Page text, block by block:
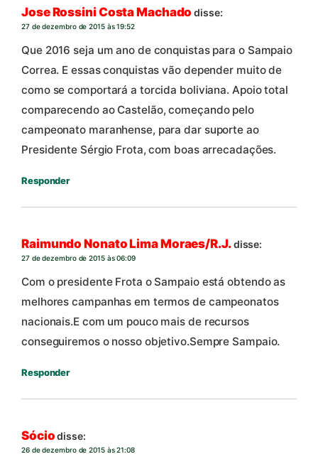
Jose Rossini Costa Machado disse:
27 de dezembro de 2015 às 19:52
Que 2016 seja um ano de conquistas para o Sampaio
Correa. E essas conquistas vão depender muito de
como se comportará a torcida boliviana. Apoio total
comparecendo ao Castelão, começando pelo
campeonato maranhense, para dar suporte ao
Presidente Sérgio Frota, com boas arrecadações.
Responder
Raimundo Nonato Lima Moraes/R.J.disse:
27 de dezembro de 2015 às 06:09
Com o presidente Frota o Sampaio está obtendo as
melhores campanhas em termos de campeonatos
nacionais.E com um pouco mais de recursos
conseguiremos o nosso objetivo.Sempre Sampaio.
Responder
Sócio disse:
26 de dezembro de 2015 às 21:08